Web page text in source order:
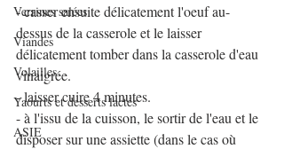
Verrines salées
Viandes
Volailles
Yaourts et desserts lactés
ASIE
- casser ensuite délicatement l'oeuf au-
dessus de la casserole et le laisser
délicatement tomber dans la casserole d'eau
vinaigrée.
- laisser cuire 4 minutes.
- à l'issu de la cuisson, le sortir de l'eau et le
disposer sur une assiette (dans le cas où